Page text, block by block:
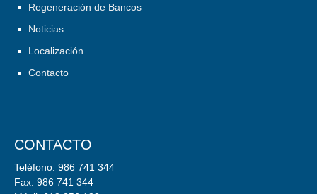
Regeneración de Bancos
Noticias
Localización
Contacto
CONTACTO
Teléfono: 986 741 344
Fax: 986 741 344